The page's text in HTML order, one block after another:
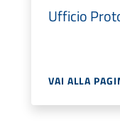
Ufficio
VAI ALLA